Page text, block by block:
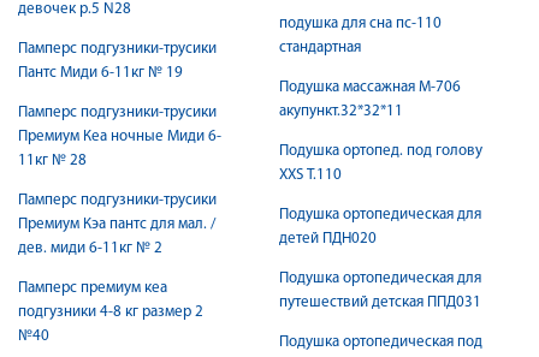
девочек р.5 N28
Памперс подгузники-трусики
Пантс Миди 6-11кг № 19
Памперс подгузники-трусики
Премиум Кеа ночные Миди 6-
11кг № 28
Памперс подгузники-трусики
Премиум Кэа пантс для мал. /
дев. миди 6-11кг № 2
Памперс премиум кеа
подгузники 4-8 кг размер 2
№40
подушка для сна пс-110
стандартная
Подушка массажная М-706
акупункт.32*32*11
Подушка ортопед. под голову
XXS Т.110
Подушка ортопедическая для
детей ПДН020
Подушка ортопедическая для
путешествий детская ППД031
Подушка ортопедическая под